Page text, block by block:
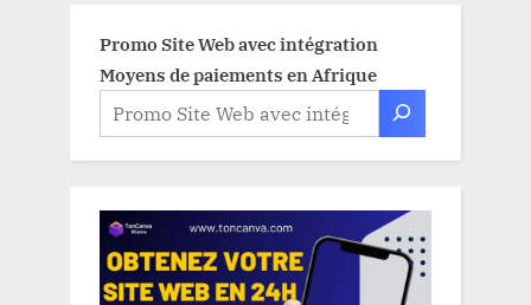
Promo Site Web avec intégration
Moyens de paiements en Afrique